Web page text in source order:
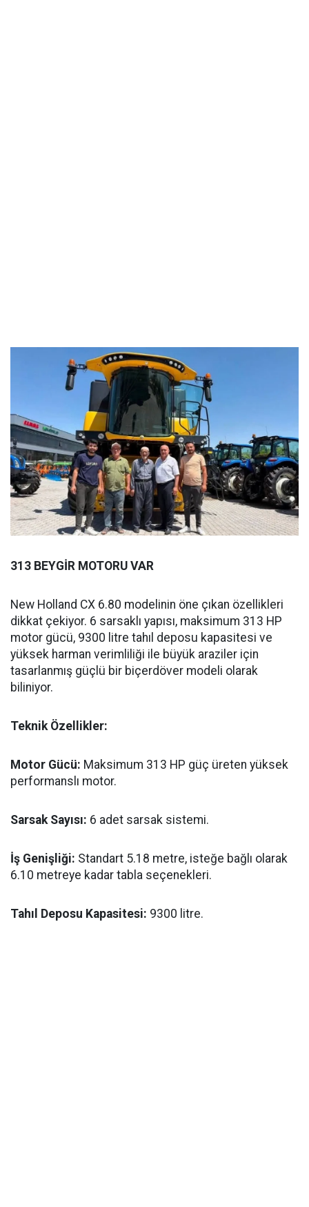
313 BEYGİR MOTORU VAR
New Holland CX 6.80 modelinin öne çıkan özellikleri
dikkat çekiyor. 6 sarsaklı yapısı, maksimum 313 HP
motor gücü, 9300 litre tahıl deposu kapasitesi ve
yüksek harman verimliliği ile büyük araziler için
tasarlanmış güçlü bir biçerdöver modeli olarak
biliniyor.
Teknik Özellikler:
Motor Gücü: Maksimum 313 HP güç üreten yüksek
performanslı motor.
Sarsak Sayısı: 6 adet sarsak sistemi.
İş Genişliği: Standart 5.18 metre, isteğe bağlı olarak
6.10 metreye kadar tabla seçenekleri.
Tahıl Deposu Kapasitesi: 9300 litre.